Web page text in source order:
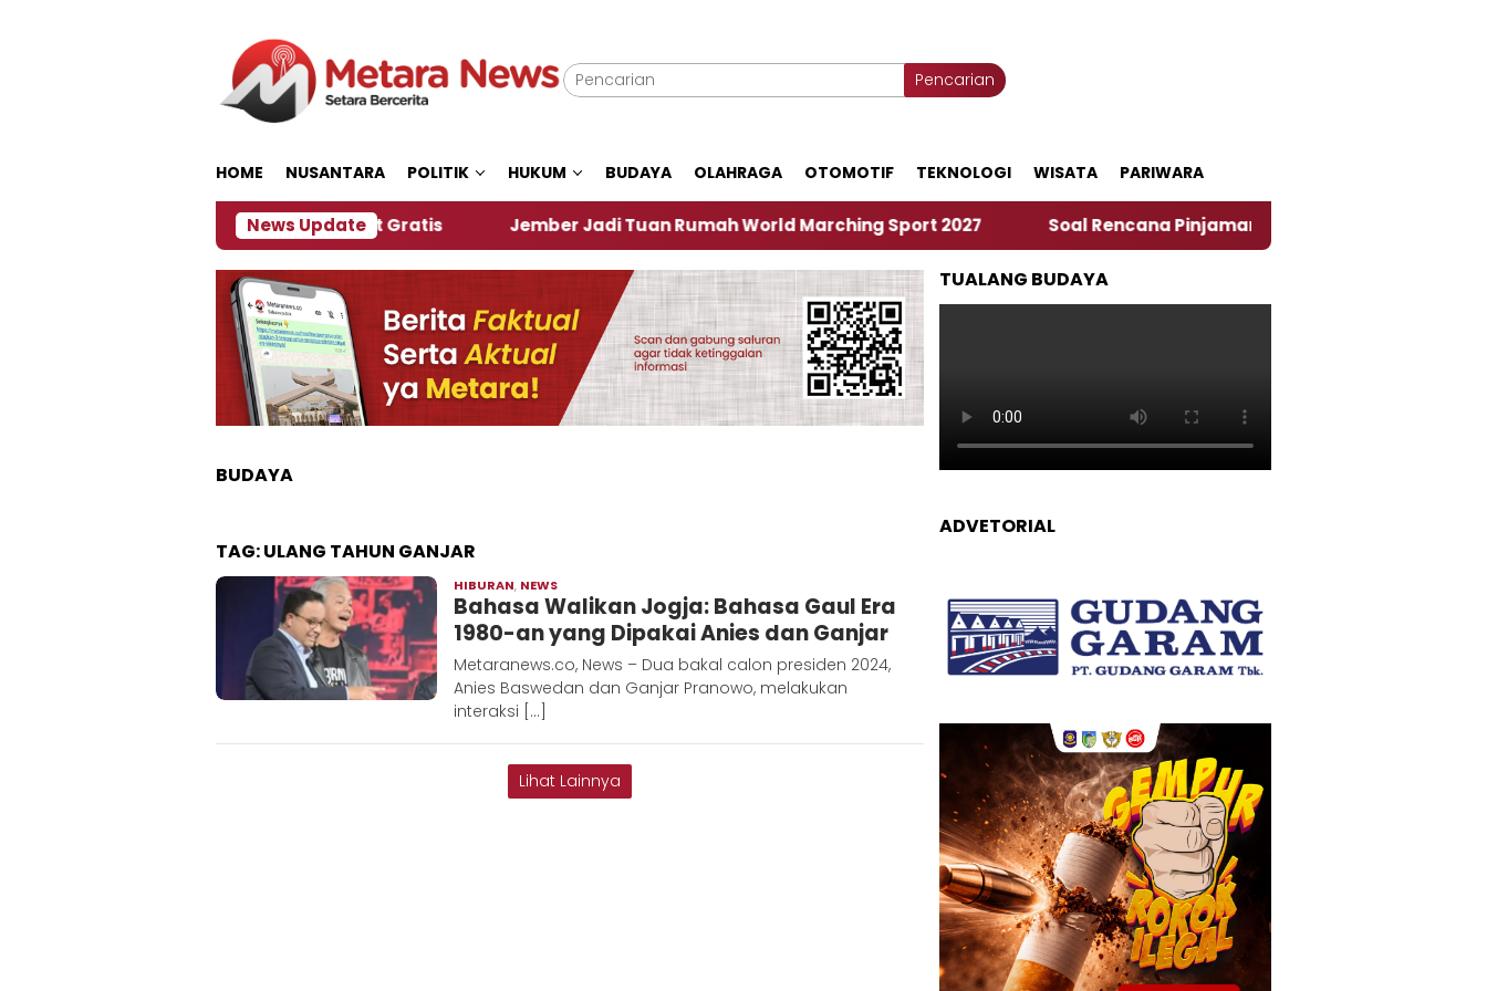
Pencarian
HOME NUSANTARA POLITIK HUKUM BUDAYA OLAHRAGA OTOMOTIF TEKNOLOGI WISATA PARIWARA
News Update
Panitia Siapkan Kopi dan Pijat Gratis Jember Jadi Tuan Rumah World Marching Sport 2027 ‎Soal Rencana Pinjaman Daerah Pemkab Jember, Ini Kata
BUDAYA
TAG:ULANG TAHUN GANJAR
HIBURAN, NEWS
Bahasa Walikan Jogja: Bahasa Gaul Era
1980-an yang Dipakai Anies dan Ganjar
Metaranews.co, News – Dua bakal calon presiden 2024,
Anies Baswedan dan Ganjar Pranowo, melakukan
interaksi […]
Lihat Lainnya
TUALANG BUDAYA
ADVETORIAL